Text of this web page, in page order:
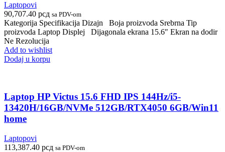
Laptopovi
90,707.40 рсд sa PDV-om
Kategorija Specifikacija Dizajn Boja proizvoda Srebrna Tip
proizvoda Laptop Displej Dijagonala ekrana 15.6″ Ekran na dodir
Ne Rezolucija
Add to wishlist
Dodaj u korpu
Laptop HP Victus 15.6 FHD IPS 144Hz/i5-
13420H/16GB/NVMe 512GB/RTX4050 6GB/Win11
home
Laptopovi
113,387.40 рсд sa PDV-om